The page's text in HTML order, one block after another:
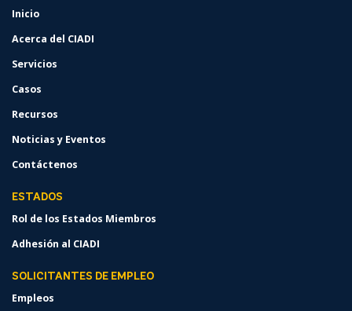
FOOTER
Inicio
Acerca del CIADI
Servicios
Casos
Recursos
Noticias y Eventos
Contáctenos
ESTADOS
Rol de los Estados Miembros
Adhesión al CIADI
SOLICITANTES DE EMPLEO
Empleos